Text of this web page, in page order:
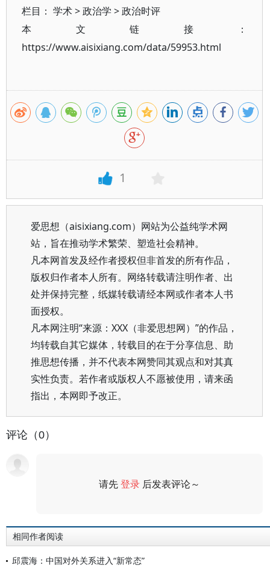
栏目： 学术>政治学 >政治时评
本文链接：
https://www.aisixiang.com/data/59953.html
1
爱思想（aisixiang.com）网站为公益纯学术网
站，旨在推动学术繁荣、塑造社会精神。
凡本网首发及经作者授权但非首发的所有作品，
版权归作者本人所有。网络转载请注明作者、出
处并保持完整，纸媒转载请经本网或作者本人书
面授权。
凡本网注明“来源：XXX（非爱思想网）”的作品，
均转载自其它媒体，转载目的在于分享信息、助
推思想传播，并不代表本网赞同其观点和对其真
实性负责。若作者或版权人不愿被使用，请来函
指出，本网即予改正。
评论（0）
请先登录 后发表评论～
相同作者阅读
邱震海：中国对外关系进入“新常态”